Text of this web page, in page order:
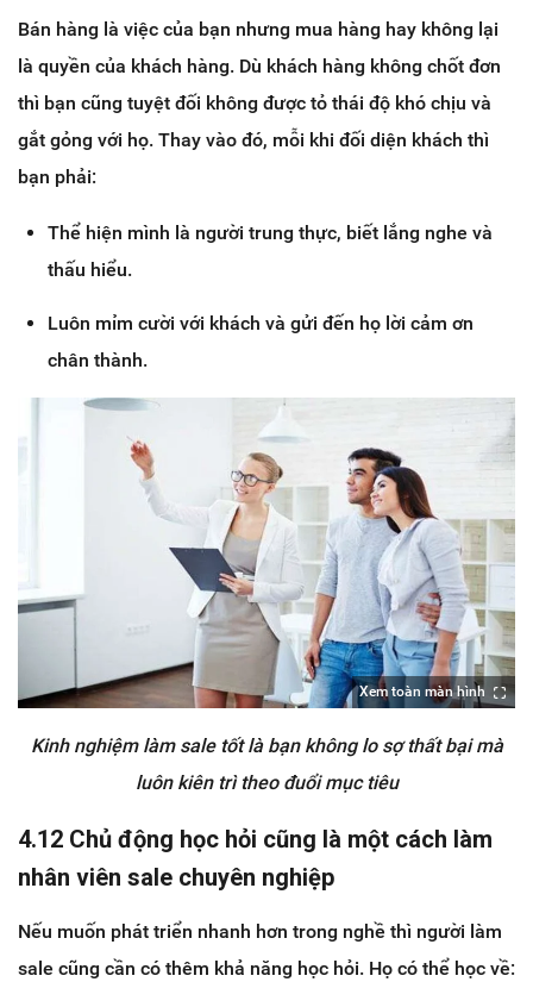
Bán hàng là việc của bạn nhưng mua hàng hay không lại
là quyền của khách hàng. Dù khách hàng không chốt đơn
thì bạn cũng tuyệt đối không được tỏ thái độ khó chịu và
gắt gỏng với họ. Thay vào đó, mỗi khi đối diện khách thì
bạn phải:
Thể hiện mình là người trung thực, biết lắng nghe và
thấu hiểu.
Luôn mỉm cười với khách và gửi đến họ lời cảm ơn
chân thành.
Xem toàn màn hình
Kinh nghiệm làm sale tốt là bạn không lo sợ thất bại mà
luôn kiên trì theo đuổi mục tiêu
4.12 Chủ động học hỏi cũng là một cách làm
nhân viên sale chuyên nghiệp
Nếu muốn phát triển nhanh hơn trong nghề thì người làm
sale cũng cần có thêm khả năng học hỏi. Họ có thể học về: